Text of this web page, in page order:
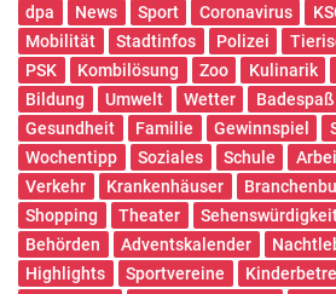
dpa News Sport Coronavirus
Mobilität
Stadtinfos Polizei
PSK
Kombilösung Zoo Kulinarik
Bildung
Umwelt Wetter Badespaß
Gesundheit
Familie Gewinnspiel
Wochentipp
Soziales Schule
Verkehr
Krankenhäuser
Shopping
Theater
Behörden
Adventskalender
Highlights
Sportvereine